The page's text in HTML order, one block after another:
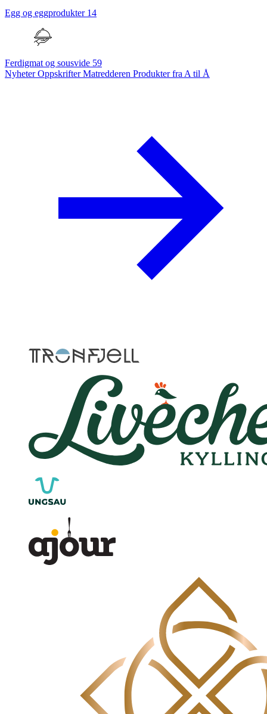
Egg og eggprodukter 14
Ferdigmat og sousvide 59
NyheterOppskrifterMatredderen Produkter fra A til Å